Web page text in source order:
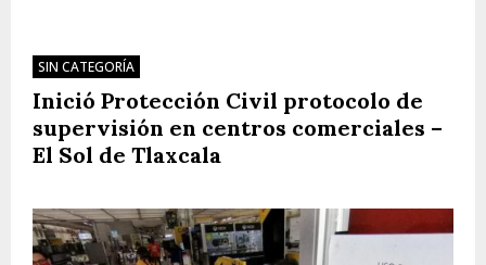
SIN CATEGORÍA
Inició Protección Civil protocolo de
supervisión en centros comerciales –
El Sol de Tlaxcala